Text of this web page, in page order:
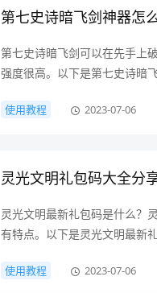
第七史诗暗飞剑神器怎
第七史诗暗飞剑可以在先手上
强度很高。以下是第七史诗暗
使用教程 2023-07-06
灵光文明礼包码大全分
灵光文明最新礼包码是什么？
有特点。以下是灵光文明最新
使用教程 2023-07-06